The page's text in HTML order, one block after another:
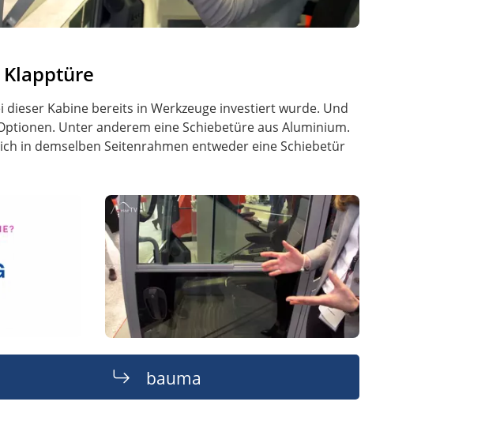
Kabine bereits in Werkzeuge investiert wurde. Und
Unter anderem eine Schiebetüre aus Aluminium.
in demselben Seitenrahmen entweder eine Schiebetür
bauma